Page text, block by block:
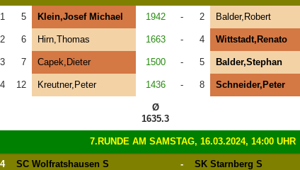
1 5 Klein,Josef Michael 1942 - 2 Balder,Robert
2 6 Hirn,Thomas 1663 - 4 Wittstadt,Renato
3 7 Capek,Dieter 1500 - 5 Balder,Stephan
4 12 Kreutner,Peter 1436 - 8 Schneider,Peter
Ø
1635.3
7.RUNDE AM SAMSTAG, 16.03.2024, 14:00 UHR
4 SC Wolfratshausen S - SK Starnberg S